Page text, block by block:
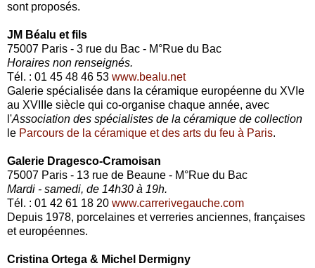
sont proposés.
JM Béalu et fils
75007 Paris - 3 rue du Bac - M°Rue du Bac
Horaires non renseignés.
Tél. : 01 45 48 46 53 www.bealu.net
Galerie spécialisée dans la céramique européenne du XVIe
au XVIIIe siècle qui co-organise chaque année, avec
l'Association des spécialistes de la céramique de collection
le Parcours de la céramique et des arts du feu à Paris.
Galerie Dragesco-Cramoisan
75007 Paris - 13 rue de Beaune - M°Rue du Bac
Mardi - samedi, de 14h30 à 19h.
Tél. : 01 42 61 18 20 www.carrerivegauche.com
Depuis 1978, porcelaines et verreries anciennes, françaises
et européennes.
Cristina Ortega & Michel Dermigny